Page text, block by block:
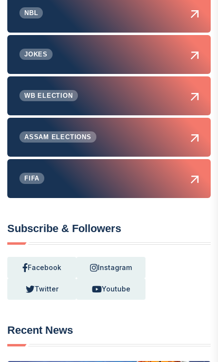
NBL
JOKES
WB ELECTION
ASSAM ELECTIONS
FIFA
Subscribe & Followers
Facebook Instagram
Twitter Youtube
Recent News